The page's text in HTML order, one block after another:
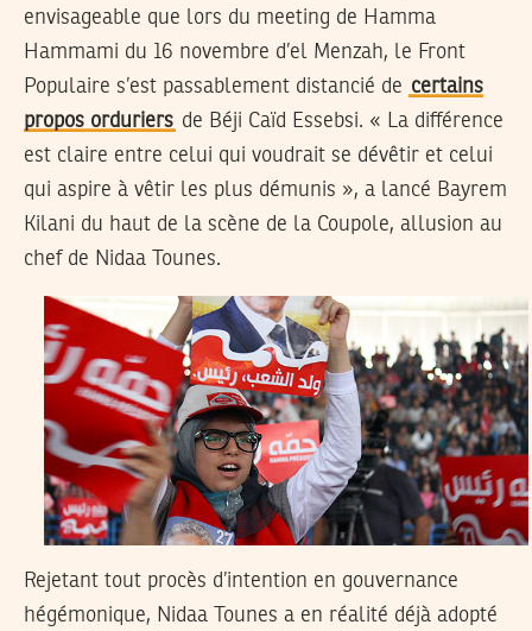
envisageable que lors du meeting de Hamma
Hammami du 16 novembre d’el Menzah, le Front
Populaire s’est passablement distancié de certains
propos orduriers de Béji Caïd Essebsi. « La différence
est claire entre celui qui voudrait se dévêtir et celui
qui aspire à vêtir les plus démunis », a lancé Bayrem
Kilani du haut de la scène de la Coupole, allusion au
chef de Nidaa Tounes.
Rejetant tout procès d’intention en gouvernance
hégémonique, Nidaa Tounes a en réalité déjà adopté